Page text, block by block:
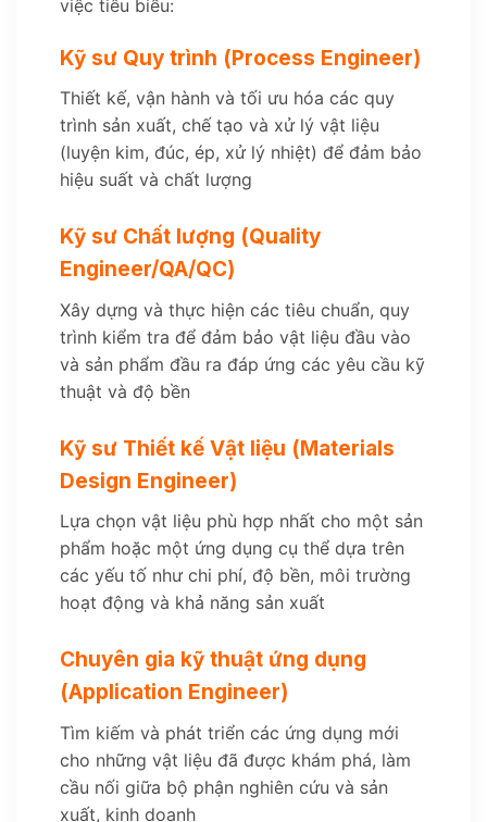
việc tiêu biểu:
Kỹ sư Quy trình (Process Engineer)
Thiết kế, vận hành và tối ưu hóa các quy
trình sản xuất, chế tạo và xử lý vật liệu
(luyện kim, đúc, ép, xử lý nhiệt) để đảm bảo
hiệu suất và chất lượng
Kỹ sư Chất lượng (Quality
Engineer/QA/QC)
Xây dựng và thực hiện các tiêu chuẩn, quy
trình kiểm tra để đảm bảo vật liệu đầu vào
và sản phẩm đầu ra đáp ứng các yêu cầu kỹ
thuật và độ bền
Kỹ sư Thiết kế Vật liệu (Materials
Design Engineer)
Lựa chọn vật liệu phù hợp nhất cho một sản
phẩm hoặc một ứng dụng cụ thể dựa trên
các yếu tố như chi phí, độ bền, môi trường
hoạt động và khả năng sản xuất
Chuyên gia kỹ thuật ứng dụng
(Application Engineer)
Tìm kiếm và phát triển các ứng dụng mới
cho những vật liệu đã được khám phá, làm
cầu nối giữa bộ phận nghiên cứu và sản
xuất, kinh doanh